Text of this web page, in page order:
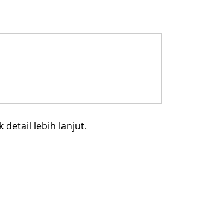
detail lebih lanjut.